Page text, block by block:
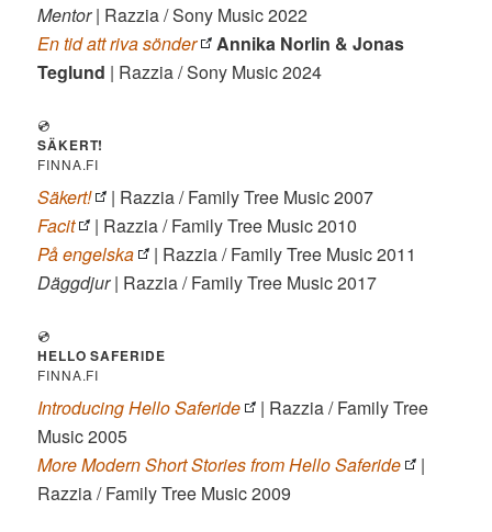
Mentor| Razzia / Sony Music 2022
En tid att riva sönder
Annika Norlin & Jonas
Teglund | Razzia / Sony Music 2024
💿
SÄKERT!
FINNA.FI
Säkert!
| Razzia / Family Tree Music 2007
Facit
| Razzia / Family Tree Music 2010
På engelska
| Razzia / Family Tree Music 2011
Däggdjur| Razzia / Family Tree Music 2017
💿
HELLO SAFERIDE
FINNA.FI
Introducing Hello Saferide
| Razzia / Family Tree
Music 2005
More Modern Short Stories from Hello Saferide
|
Razzia / Family Tree Music 2009